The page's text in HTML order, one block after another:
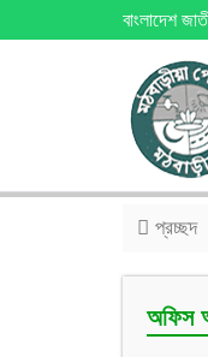
বাংলাদেশ
প্রচ্ছদ
অফিস